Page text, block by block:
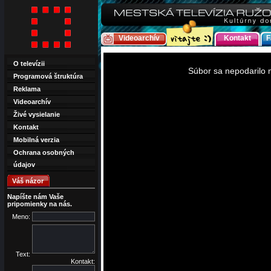
Videoarchív Kontakt
Súbor sa nepodarilo
O televízii
Programová štruktúra
Reklama
Videoarchív
Živé vysielanie
Kontakt
Mobilná verzia
Ochrana osobných
údajov
Váš názor
Napíšte nám Vaše
pripomienky na nás.
Meno:
Text:
Kontakt: